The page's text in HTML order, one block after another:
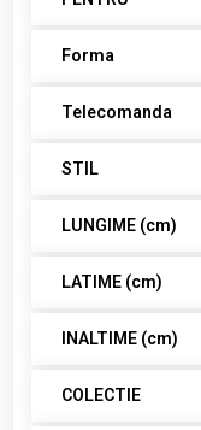
Forma
Telecomanda
STIL
LUNGIME (cm)
LATIME (cm)
INALTIME (cm)
COLECTIE